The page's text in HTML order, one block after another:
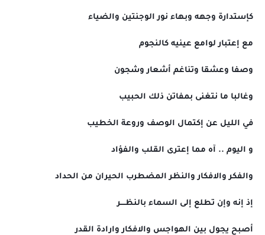
كإستدارة وجهه وبهاء نور الوجنتين والضياء
مع إعتبار لوامع عينيه كالنجوم
وصفا وعشقا وتناغم أشعار وشجون
وغالبا ما نتغنى بمفاتن ذلك الحبيب
في الليل عن إكتمال الوصف وروعة الخطيب
و اليوم .. آه مما إعترى القلب والفؤاد
والفكر والافكار والنظر المضطرب الحيران من الحداد
إذ إنه وإن تطلع إلى السماء بالنظــــر
أصبح يجول بين الهواجس والافكار وارادة القدر